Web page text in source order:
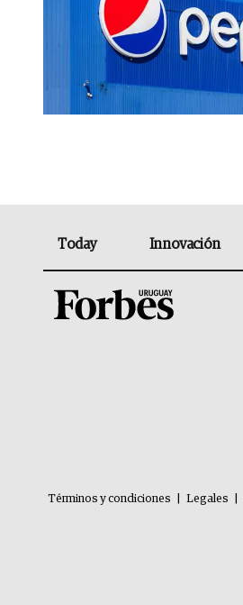
Today Innovación
Términos y condiciones Legales